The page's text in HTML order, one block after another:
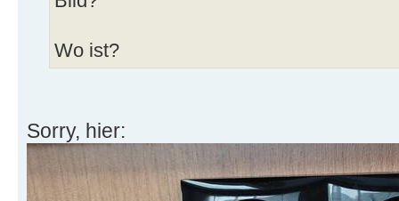
Wo ist?
Sorry, hier: